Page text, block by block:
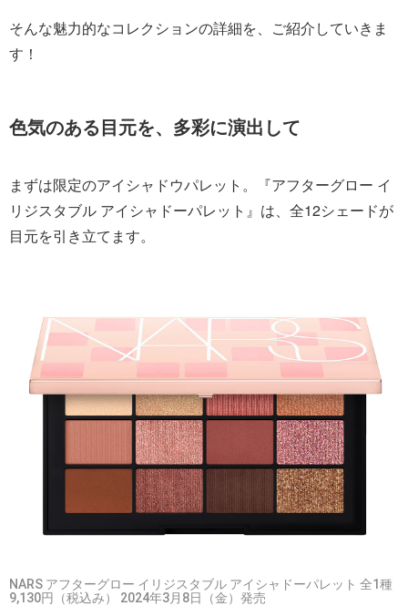
そんな魅力的なコレクションの詳細を、ご紹介していきま
す！
色気のある目元を、多彩に演出して
まずは限定のアイシャドウパレット。『アフターグロー イ
リジスタブル アイシャドーパレット』は、全12シェードが
目元を引き立てます。
NARS アフターグロー イリジスタブル アイシャドーパレット 全1種
9,130円（税込み） 2024年3月8日（金）発売